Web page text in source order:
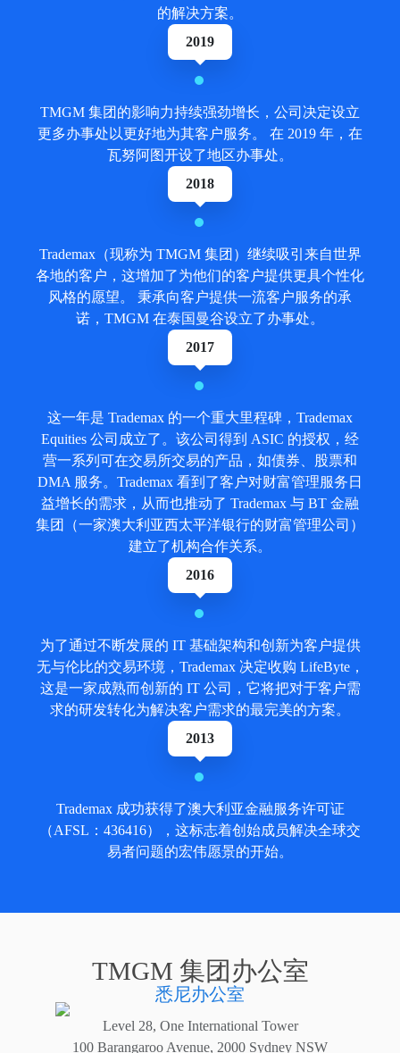
的解决方案。
2019
TMGM 集团的影响力持续强劲增长，公司决定设立
更多办事处以更好地为其客户服务。 在 2019 年，在
瓦努阿图开设了地区办事处。
2018
Trademax（现称为 TMGM 集团）继续吸引来自世界
各地的客户，这增加了为他们的客户提供更具个性化
风格的愿望。 秉承向客户提供一流客户服务的承
诺，TMGM 在泰国曼谷设立了办事处。
2017
这一年是 Trademax 的一个重大里程碑，Trademax
Equities 公司成立了。该公司得到 ASIC 的授权，经
营一系列可在交易所交易的产品，如债券、股票和
DMA 服务。Trademax 看到了客户对财富管理服务日
益增长的需求，从而也推动了 Trademax 与 BT 金融
集团（一家澳大利亚西太平洋银行的财富管理公司）
建立了机构合作关系。
2016
为了通过不断发展的 IT 基础架构和创新为客户提供
无与伦比的交易环境，Trademax 决定收购 LifeByte，
这是一家成熟而创新的 IT 公司，它将把对于客户需
求的研发转化为解决客户需求的最完美的方案。
2013
Trademax 成功获得了澳大利亚金融服务许可证
（AFSL：436416），这标志着创始成员解决全球交
易者问题的宏伟愿景的开始。
TMGM 集团办公室
悉尼办公室
Level 28, One International Tower
100 Barangaroo Avenue, 2000 Sydney NSW